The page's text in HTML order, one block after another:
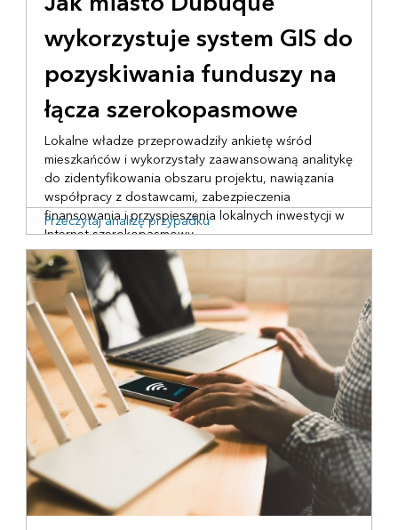
wykorzystuje system GIS do
pozyskiwania funduszy na
łącza szerokopasmowe
Lokalne władze przeprowadziły ankietę wśród
mieszkańców i wykorzystały zaawansowaną analitykę
do zidentyfikowania obszaru projektu, nawiązania
współpracy z dostawcami, zabezpieczenia
finansowania i przyspieszenia lokalnych inwestycji w
Internet szerokopasmowy.
Przeczytaj analizę przypadku